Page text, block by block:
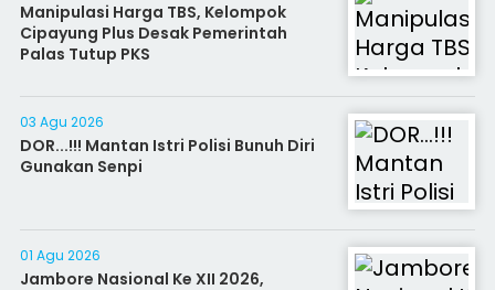
Manipulasi Harga TBS, Kelompok
Cipayung Plus Desak Pemerintah
Palas Tutup PKS
03 Agu 2026
DOR...!!! Mantan Istri Polisi Bunuh Diri
Gunakan Senpi
01 Agu 2026
Jambore Nasional Ke XII 2026,